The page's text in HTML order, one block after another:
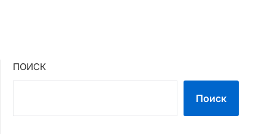
ПОИСК
Поиск